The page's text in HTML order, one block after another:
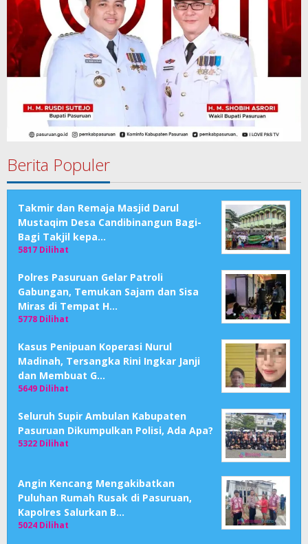
Berita Populer
Takmir dan Remaja Masjid Darul
Mustaqim Desa Candibinangun Bagi-
Bagi Takjil kepa…
5817 Dilihat
Polres Pasuruan Gelar Patroli
Gabungan, Temukan Sajam dan Sisa
Miras di Tempat H…
5778 Dilihat
Kasus Penipuan Koperasi Nurul
Madinah, Tersangka Rini Ingkar Janji
dan Membuat G…
5649 Dilihat
Seluruh Supir Ambulan Kabupaten
Pasuruan Dikumpulkan Polisi, Ada Apa?
5322 Dilihat
Angin Kencang Mengakibatkan
Puluhan Rumah Rusak di Pasuruan,
Kapolres Salurkan B…
5024 Dilihat